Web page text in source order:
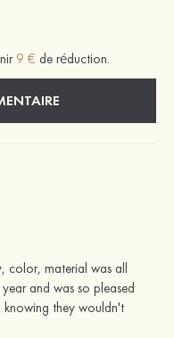
9 € de réduction.
color, material was all
and was so pleased
they wouldn't